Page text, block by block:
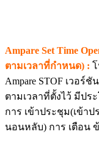
Ampare Set Time
ตามเวลาที่กำหนด) :
Ampare STOF เวอร์
ตามเวลาที่ตั้งไว้ มีปร
การ เข้าประชุม(เข้า
นอนหลับ) การ เตือน